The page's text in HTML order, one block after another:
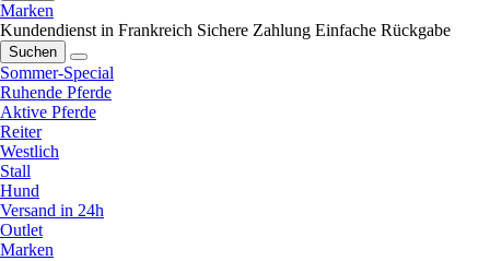
Marken
Kundendienst in Frankreich Sichere Zahlung Einfache Rückgabe
Suchen
Sommer-Special
Ruhende Pferde
Aktive Pferde
Reiter
Westlich
Stall
Hund
Versand in 24h
Outlet
Marken